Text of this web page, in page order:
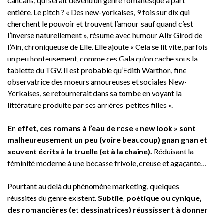
entière. Le pitch ? « Des new-yorkaises, 9 fois sur dix qui
cherchent le pouvoir et trouvent l’amour, sauf quand c’est
l’inverse naturellement », résume avec humour Alix Girod de
l’Ain, chroniqueuse de Elle. Elle ajoute « Cela se lit vite, parfois
un peu honteusement, comme ces Gala qu’on cache sous la
tablette du TGV. Il est probable qu’Edith Warthon, fine
observatrice des moeurs amoureuses et sociales New-
Yorkaises, se retournerait dans sa tombe en voyant la
littérature produite par ses arrières-petites filles ».
En effet, ces romans à l’eau de rose « new look » sont
malheureusement un peu (voire beaucoup) gnan gnan et
souvent écrits à la truelle (et à la chaîne). Réduisant la
féminité moderne à une bécasse frivole, creuse et agaçante…
Pourtant au delà du phénomène marketing, quelques
réussites du genre existent. Subtile, poétique ou cynique,
des romancières (et dessinatrices) réussissent à donner